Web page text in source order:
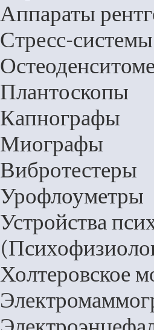
Аппараты
Стресс-системы
Плантоскопы
Капнографы
Миографы
Вибротестеры
Урофлоуметры
Устройства
Холтеровское